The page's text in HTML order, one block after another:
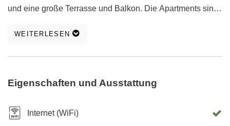
und eine große Terrasse und Balkon. Die Apartments sind
eine Klimaanlage, Internet, Satelliten, die im Preis
WEITERLESEN
Eigenschaften und Ausstattung
Internet (WiFi)